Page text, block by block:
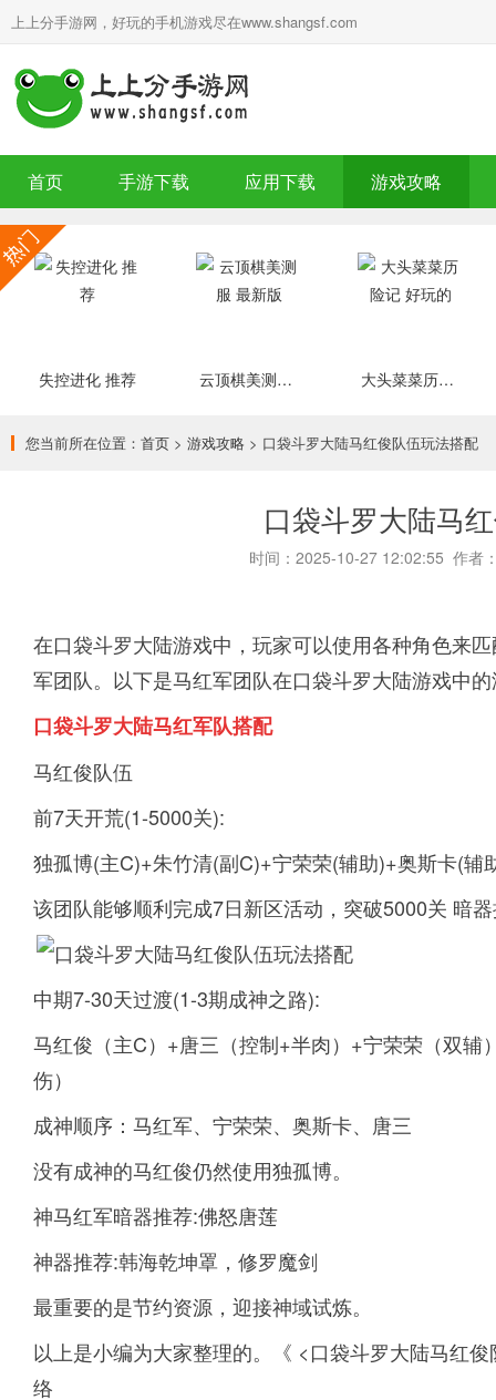
上上分手游网，好玩的手机游戏尽在www.shangsf.com
首页 手游下载 应用下载 游戏攻略
失控进化 推荐 云顶棋美测服 最新版 大头菜菜历险记 好玩的
您当前所在位置： 首页 > 游戏攻略 > 口袋斗罗大陆马红俊队伍玩法搭配
口袋斗罗大陆马
时间：2025-10-27 12:02:55 作者
在口袋斗罗大陆游戏中，玩家可以使用各种角色来
军团队。以下是马红军团队在口袋斗罗大陆游戏中
口袋斗罗大陆马红军队搭配
马红俊队伍
前7天开荒(1-5000关):
独孤博(主C)+朱竹清(副C)+宁荣荣(辅助)+奥斯卡(辅
该团队能够顺利完成7日新区活动，突破5000关 暗
中期7-30天过渡(1-3期成神之路):
马红俊（主C）+唐三（控制+半肉）+宁荣荣（双
伤）
成神顺序：马红军、宁荣荣、奥斯卡、唐三
没有成神的马红俊仍然使用独孤博。
神马红军暗器推荐:佛怒唐莲
神器推荐:韩海乾坤罩，修罗魔剑
最重要的是节约资源，迎接神域试炼。
以上是小编为大家整理的。《 <口袋斗罗大陆马红
络